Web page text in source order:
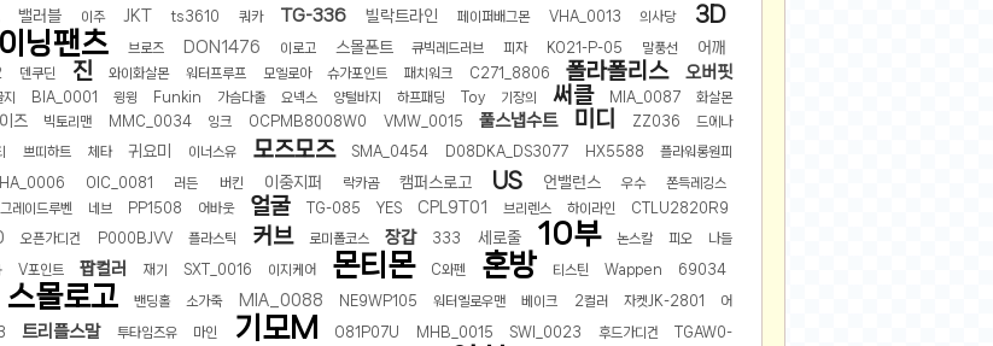
밸러블 이주 JKT ts3610 쿼카 TG-336 빌락트라인 페이퍼배그몬 VHA_0013 의사당 3D
닝팬츠 브로즈 DON1476 이로고 스몰폰트 큐빅레드러브 피자 KO21-P-05 말풍선
어깨
덴쿠딘 진 와이화살몬 워터프루프 모엘로아 슈가포인트 패치워크 C271_8806 폴라폴리스
오버핏
BIA_0001 윙윙 Funkin 가슴다줄 요넥스 양털바지 하프패딩 Toy 기장의 써클 MIA_0087
화살몬
즈 빅토리맨 MMC_0034 잉크 OCPMB8008W0 VMW_0015 풀스냅수트 미디 ZZ036 드에나
쁘띠하트 체타 귀요미 이너스유 모즈모즈 SMA_0454 D08DKA_DS3077 HX5588 플라워롱원피
OIC_0081 러든 버킨 이중지퍼 락카곰 캠퍼스로고 US 언밸런스 우수 쫀득레깅스
그레이드루벤 네브 PP1508 어바웃 얼굴 TG-085 YES CPL9T01 브리렌스 하이라인 CTLU2820R9
오픈가디건 P000BJVV 플라스틱 커브 로미폴코스 장갑 333 세로줄 10부 논스칼 피오 나들
V포인트 팝컬러 재기 SXT_0016 이지케어 몬티몬 C와펜 혼방 티스틴 Wappen 69034
스몰로고 밴딩홀 소가죽 MIA_0088 NE9WP105 워터옐로우맨 베이크 2컬러 자켓JK-2801 어
트리플스말 투타임즈유 마인 기모M O81P07U MHB_0015 SWI_0023 후드가디건 TGAW0-